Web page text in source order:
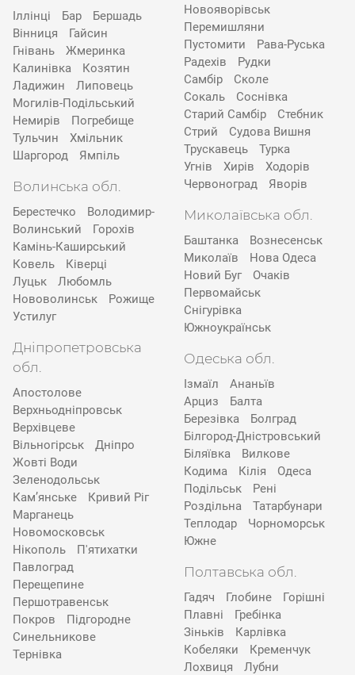
Іллінці Бар
Бершадь
Вінниця
Гайсин
Гнівань
Жмеринка
Калинівка
Козятин
Ладижин
Липовець
Могилів-Подільський
Немирів
Погребище
Тульчин
Хмільник
Шаргород
Ямпіль
Волинська обл.
Берестечко
Володимир-
Волинський
Горохів
Камінь-Каширський
Ковель
Ківерці
Луцьк
Любомль
Нововолинськ
Рожище
Устилуг
Дніпропетровська
обл.
Апостолове
Верхньодніпровськ
Верхівцеве
Вільногірськ
Дніпро
Жовті Води
Зеленодольськ
Кам’янське
Кривий Ріг
Марганець
Новомосковськ
Нікополь
П'ятихатки
Павлоград
Перещепине
Першотравенськ
Покров
Підгородне
Синельникове
Тернівка
Новояворівськ
Перемишляни
Пустомити
Рава-Руська
Радехів
Рудки
Самбір
Сколе
Сокаль
Соснівка
Старий Самбір
Стебник
Стрий
Судова Вишня
Трускавець
Турка
Угнів
Хирів
Ходорів
Червоноград
Яворів
Миколаївська обл.
Баштанка
Вознесенськ
Миколаїв
Нова Одеса
Новий Буг
Очаків
Первомайськ
Снігурівка
Южноукраїнськ
Одеська обл.
Ізмаїл
Ананьїв
Арциз
Балта
Березівка
Болград
Білгород-Дністровський
Біляївка
Вилкове
Кодима
Кілія
Одеса
Подільськ
Рені
Роздільна
Татарбунари
Теплодар
Чорноморськ
Южне
Полтавська обл.
Гадяч Глобине
Горішні
Плавні
Гребінка
Зіньків
Карлівка
Кобеляки
Кременчук
Лохвиця
Лубни